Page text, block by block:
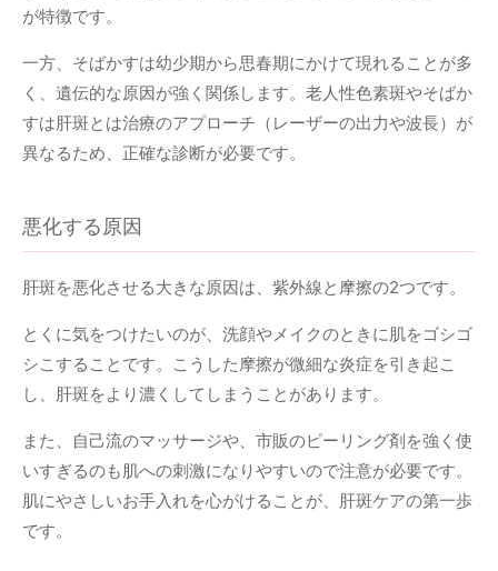
が特徴です。
一方、そばかすは幼少期から思春期にかけて現れることが多
く、遺伝的な原因が強く関係します。老人性色素斑やそばか
すは肝斑とは治療のアプローチ（レーザーの出力や波長）が
異なるため、正確な診断が必要です。
悪化する原因
肝斑を悪化させる大きな原因は、紫外線と摩擦の2つです。
とくに気をつけたいのが、洗顔やメイクのときに肌をゴシゴ
シこすることです。こうした摩擦が微細な炎症を引き起こ
し、肝斑をより濃くしてしまうことがあります。
また、自己流のマッサージや、市販のピーリング剤を強く使
いすぎるのも肌への刺激になりやすいので注意が必要です。
肌にやさしいお手入れを心がけることが、肝斑ケアの第一歩
です。